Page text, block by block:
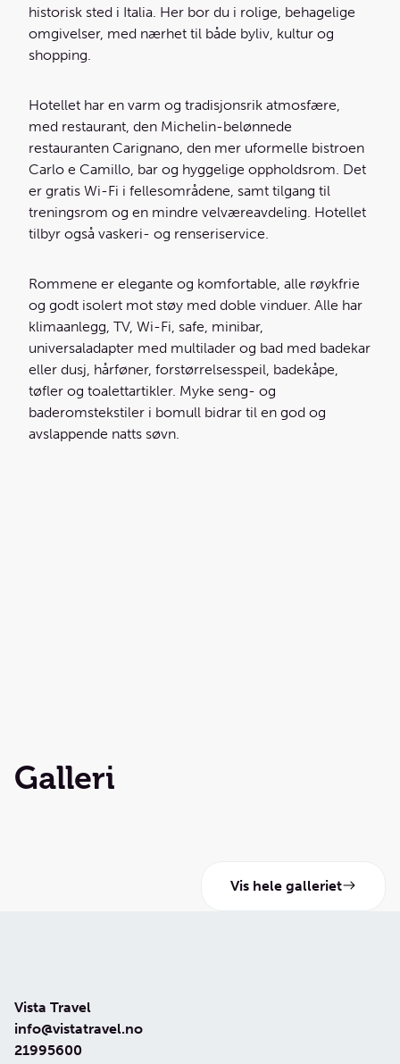
historisk sted i Italia. Her bor du i rolige, behagelige
omgivelser, med nærhet til både byliv, kultur og
shopping.
Hotellet har en varm og tradisjonsrik atmosfære,
med restaurant, den Michelin-belønnede
restauranten Carignano, den mer uformelle bistroen
Carlo e Camillo, bar og hyggelige oppholdsrom. Det
er gratis Wi-Fi i fellesområdene, samt tilgang til
treningsrom og en mindre velværeavdeling. Hotellet
tilbyr også vaskeri- og renseriservice.
Rommene er elegante og komfortable, alle røykfrie
og godt isolert mot støy med doble vinduer. Alle har
klimaanlegg, TV, Wi-Fi, safe, minibar,
universaladapter med multilader og bad med badekar
eller dusj, hårføner, forstørrelsesspeil, badekåpe,
tøfler og toalettartikler. Myke seng- og
baderomstekstiler i bomull bidrar til en god og
avslappende natts søvn.
Galleri
Vis hele galleriet
Vista Travel
info@vistatravel.no
21995600